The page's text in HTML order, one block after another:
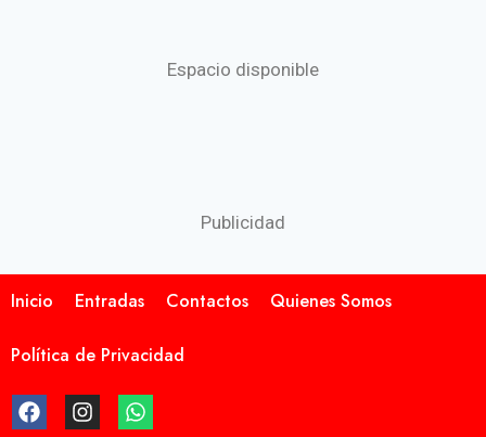
Espacio disponible
Publicidad
Inicio Entradas Contactos Quienes Somos
Política de Privacidad